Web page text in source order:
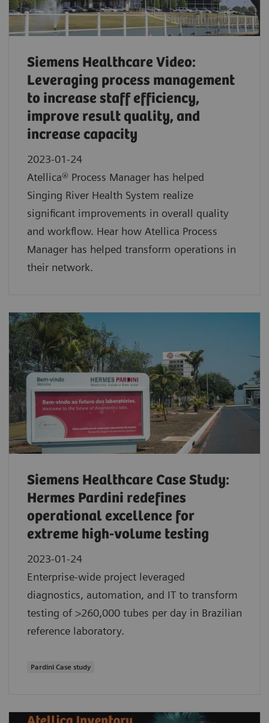
Siemens Healthcare Video:
Leveraging process management
to increase staff efficiency,
improve result quality, and
increase capacity
2023-01-24
Atellica® Process Manager has helped
Singing River Health System realize
significant improvements in overall quality
and workflow. Hear how Atellica Process
Manager has helped transform operations in
their network.
Siemens Healthcare Case Study:
Hermes Pardini redefines
operational excellence for
extreme high-volume testing
2023-01-24
Enterprise-wide project leveraged
diagnostics, automation, and IT to transform
testing of >260,000 tubes per day in Brazilian
reference laboratory.
Pardini Case study